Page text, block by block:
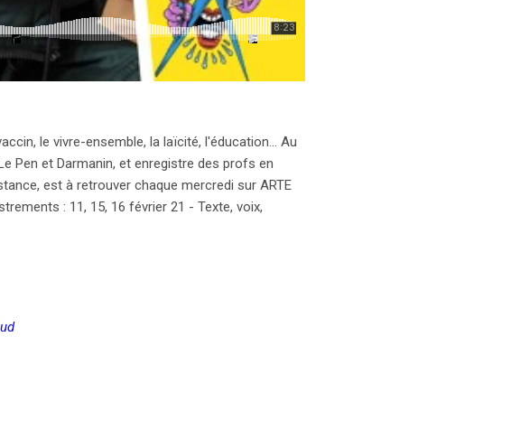
le vivre-ensemble, la laïcité, l'éducation... Au
Pen et Darmanin, et enregistre des profs en
est à retrouver chaque mercredi sur ARTE
: 11, 15, 16 février 21 - Texte, voix,